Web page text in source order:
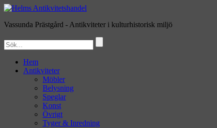
Vassunda Prästgård - Antikviteter i kulturhistorisk miljö
Hem
Antikviteter
Möbler
Belysning
Speglar
Konst
Övrigt
Tyger & Inredning